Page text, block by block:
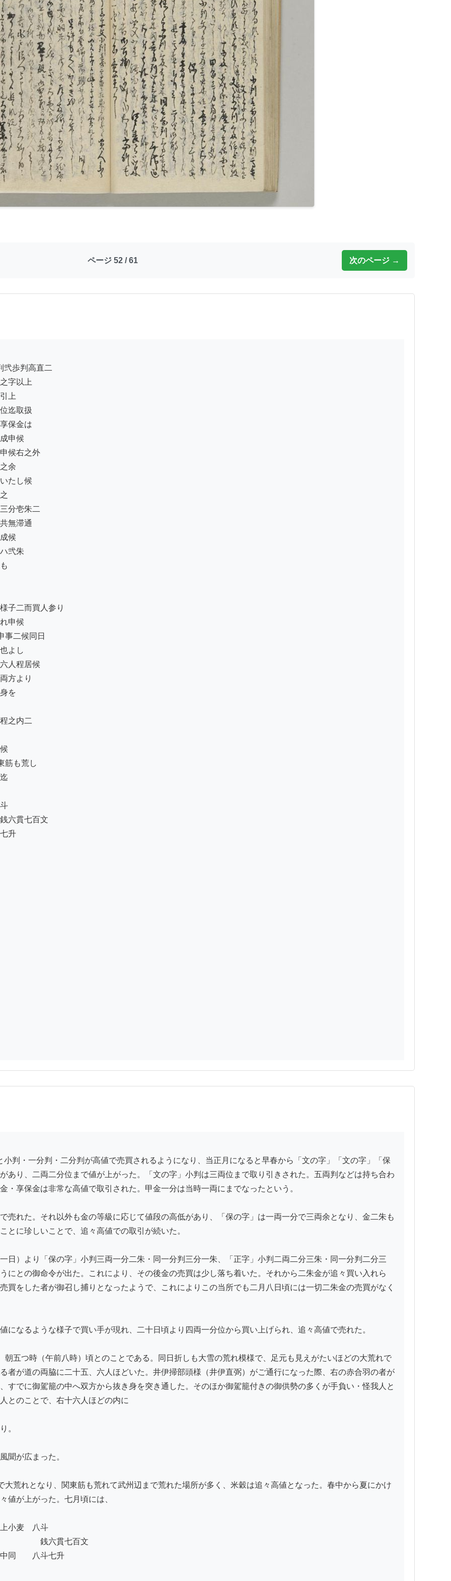
ページ 52 / 61 次のページ →
字以上
上
扱
保金は
申候
候右之外
余
たし候
分壱朱二
無滞通
候
弐朱
子二而買人参り
申候
事二候同日
よし
人程居候
方より
を
之内二
筋も荒し
文
升
あり、二両二分位まで値が上がった。「文の字」小判は三両位まで取り引きされた。五両判などは持ち合わ
・享保金は非常な高値で取引された。甲金一分は当時一両にまでなったという。
売れた。それ以外も金の等級に応じて値段の高低があり、「保の字」は一両一分で三両余となり、金二朱も
とに珍しいことで、追々高値での取引が続いた。
日）より「保の字」小判三両一分二朱・同一分判三分一朱、「正字」小判二両二分三朱・同一分判二分三
にとの御命令が出た。これにより、その後金の売買は少し落ち着いた。それから二朱金が追々買い入れら
買をした者が御召し捕りとなったようで、これによりこの当所でも二月八日頃には一切二朱金の売買がなく
になるような様子で買い手が現れ、二十日頃より四両一分位から買い上げられ、追々高値で売れた。
五つ時（午前八時）頃とのことである。同日折しも大雪の荒れ模様で、足元も見えがたいほどの大荒れで
者が道の両脇に二十五、六人ほどいた。井伊掃部頭様（井伊直弼）がご通行になった際、右の赤合羽の者が
すでに御駕籠の中へ双方から抜き身を突き通した。そのほか御駕籠付きの御供勢の多くが手負い・怪我人と
とのことで、右十六人ほどの内に
。
聞が広まった。
荒れとなり、関東筋も荒れて武州辺まで荒れた場所が多く、米穀は追々高値となった。春中から夏にかけ
値が上がった。七月頃には、
小麦　八斗
文
同　　八斗七升